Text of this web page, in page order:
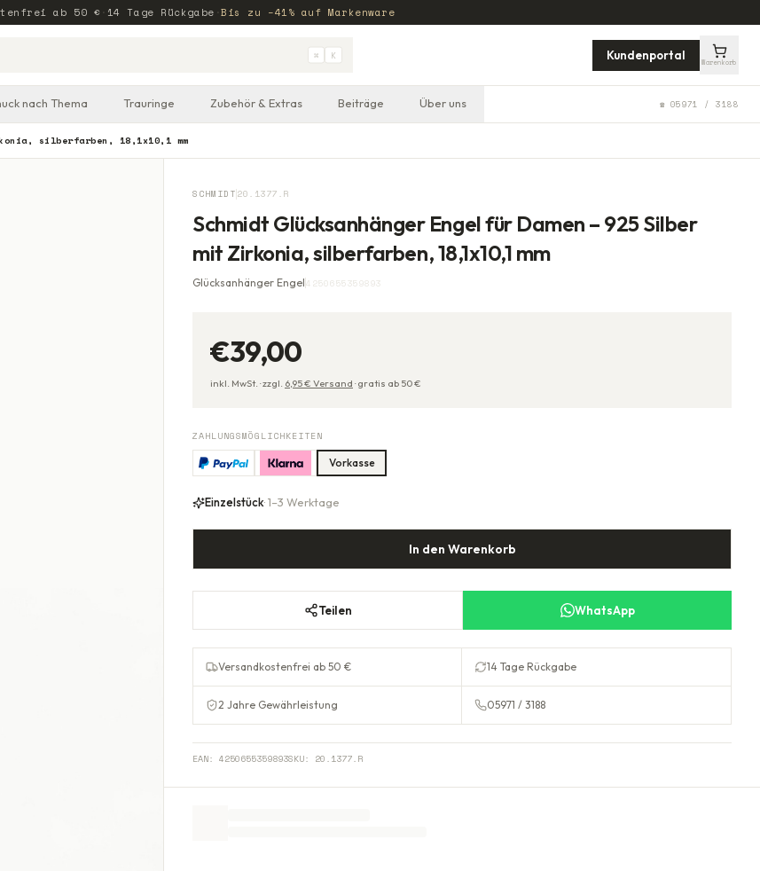
ab 50 € · 14 Tage Rückgabe ·Bis zu −41% auf Markenware
⌘ K Kundenportal
Warenkorb
nach Thema Trauringe Zubehör & Extras Beiträge Über uns ☎ 05971 / 3188
silberfarben, 18,1x10,1 mm
SCHMIDT 20.1377.R
Schmidt Glücksanhänger Engel für Damen – 925 Silber
mit Zirkonia, silberfarben, 18,1x10,1 mm
Glücksanhänger Engel4250655359893
€39,00
inkl. MwSt. ·zzgl. 6,95€ Versand ·gratis ab 50€
ZAHLUNGSMÖGLICHKEITEN
Vorkasse
Einzelstück· 1–3 Werktage
In den Warenkorb
Teilen WhatsApp
Versandkostenfrei ab 50 € 14 Tage Rückgabe
2 Jahre Gewährleistung 05971 / 3188
EAN: 4250655359893SKU: 20.1377.R